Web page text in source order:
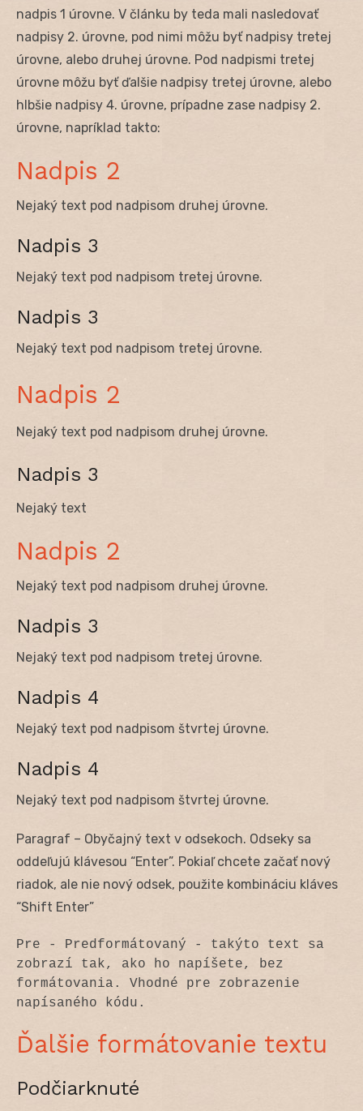
nadpis 1 úrovne. V článku by teda mali nasledovať
nadpisy 2. úrovne, pod nimi môžu byť nadpisy tretej
úrovne, alebo druhej úrovne. Pod nadpismi tretej
úrovne môžu byť ďalšie nadpisy tretej úrovne, alebo
hlbšie nadpisy 4. úrovne, prípadne zase nadpisy 2.
úrovne, napríklad takto:
Nadpis 2
Nejaký text pod nadpisom druhej úrovne.
Nadpis 3
Nejaký text pod nadpisom tretej úrovne.
Nadpis 3
Nejaký text pod nadpisom tretej úrovne.
Nadpis 2
Nejaký text pod nadpisom druhej úrovne.
Nadpis 3
Nejaký text
Nadpis 2
Nejaký text pod nadpisom druhej úrovne.
Nadpis 3
Nejaký text pod nadpisom tretej úrovne.
Nadpis 4
Nejaký text pod nadpisom štvrtej úrovne.
Nadpis 4
Nejaký text pod nadpisom štvrtej úrovne.
Paragraf – Obyčajný text v odsekoch. Odseky sa
oddeľujú klávesou “Enter”. Pokiaľ chcete začať nový
riadok, ale nie nový odsek, použite kombináciu kláves
“Shift Enter”
Pre - Predformátovaný - takýto text sa
zobrazí tak, ako ho napíšete, bez
formátovania. Vhodné pre zobrazenie
napísaného kódu.
Ďalšie formátovanie textu
Podčiarknuté